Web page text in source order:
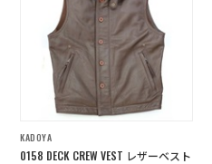
KADOYA
0158 DECK CREW VEST レザーベスト